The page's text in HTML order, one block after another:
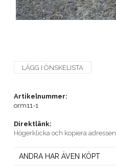
LÄGG I ÖNSKELISTA
Artikelnummer:
orm11-1
Direktlänk:
Högerklicka och kopiera adressen
ANDRA HAR ÄVEN KÖPT